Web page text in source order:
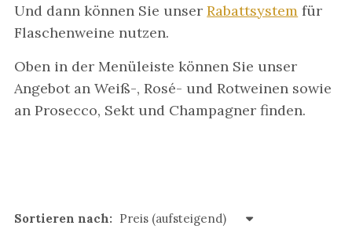
Und dann können Sie unserRabattsystem für
Flaschenweine nutzen.
Oben in der Menüleiste können Sie unser
Angebot an Weiß-, Rosé- und Rotweinen sowie
an Prosecco, Sekt und Champagner finden.
Sortieren nach: